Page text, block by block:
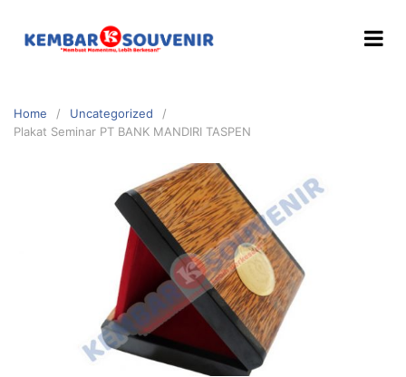
Home
Uncategorized
Plakat Seminar PT BANK MANDIRI TASPEN